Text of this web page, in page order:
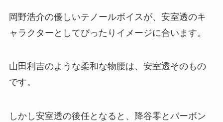
岡野浩介の優しいテノールボイスが、安室透のキ
ャラクターとしてぴったりイメージに合います。
山田利吉のような柔和な物腰は、安室透そのもの
です。
しかし安室透の後任となると、降谷零とバーボン